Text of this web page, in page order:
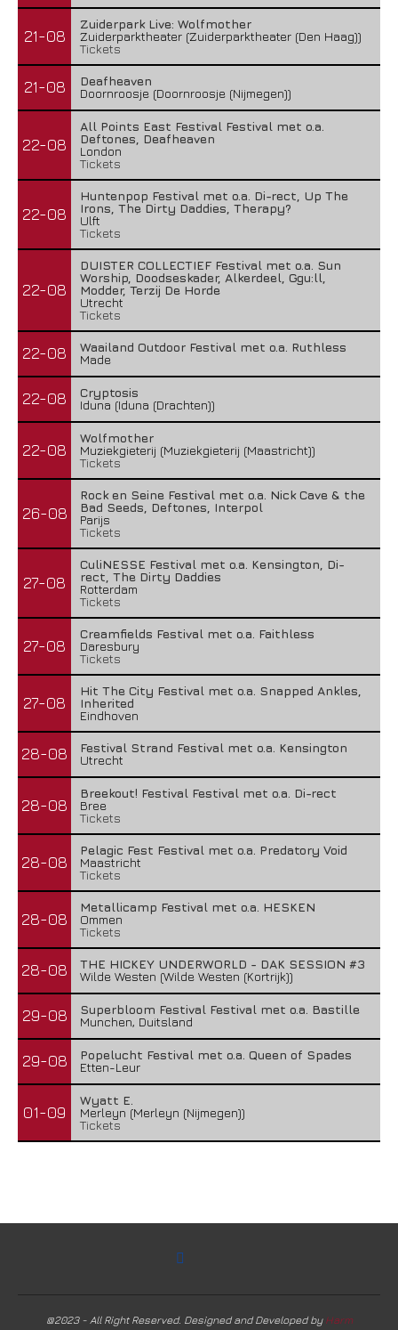
21-08
Zuiderpark Live: Wolfmother
Zuiderparktheater (Zuiderparktheater (Den Haag))
Tickets
21-08
Deafheaven
Doornroosje (Doornroosje (Nijmegen))
22-08
All Points East Festival Festival met o.a.
Deftones, Deafheaven
London
Tickets
22-08
Huntenpop Festival met o.a. Di-rect, Up The
Irons, The Dirty Daddies, Therapy?
Ulft
Tickets
22-08
DUISTER COLLECTIEF Festival met o.a. Sun
Worship, Doodseskader, Alkerdeel, Ggu:ll,
Modder, Terzij De Horde
Utrecht
Tickets
22-08
Waailand Outdoor Festival met o.a. Ruthless
Made
22-08
Cryptosis
Iduna (Iduna (Drachten))
22-08
Wolfmother
Muziekgieterij (Muziekgieterij (Maastricht))
Tickets
26-08
Rock en Seine Festival met o.a. Nick Cave & the
Bad Seeds, Deftones, Interpol
Parijs
Tickets
27-08
CuliNESSE Festival met o.a. Kensington, Di-
rect, The Dirty Daddies
Rotterdam
Tickets
27-08
Creamfields Festival met o.a. Faithless
Daresbury
Tickets
27-08
Hit The City Festival met o.a. Snapped Ankles,
Inherited
Eindhoven
28-08
Festival Strand Festival met o.a. Kensington
Utrecht
28-08
Breekout! Festival Festival met o.a. Di-rect
Bree
Tickets
28-08
Pelagic Fest Festival met o.a. Predatory Void
Maastricht
Tickets
28-08
Metallicamp Festival met o.a. HESKEN
Ommen
Tickets
28-08
THE HICKEY UNDERWORLD - DAK SESSION #3
Wilde Westen (Wilde Westen (Kortrijk))
29-08
Superbloom Festival Festival met o.a. Bastille
Munchen, Duitsland
29-08
Popelucht Festival met o.a. Queen of Spades
Etten-Leur
01-09
Wyatt E.
Merleyn (Merleyn (Nijmegen))
Tickets
@2023 - All Right Reserved. Designed and Developed by Harm